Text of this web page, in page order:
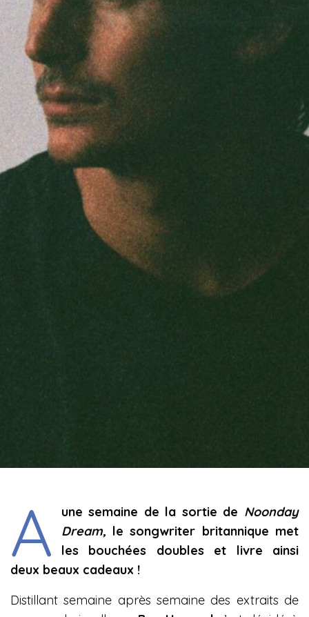
A une semaine de la sortie de Noonday
Dream, le songwriter britannique met
les bouchées doubles et livre ainsi
deux beaux cadeaux !
Distillant semaine après semaine des extraits de